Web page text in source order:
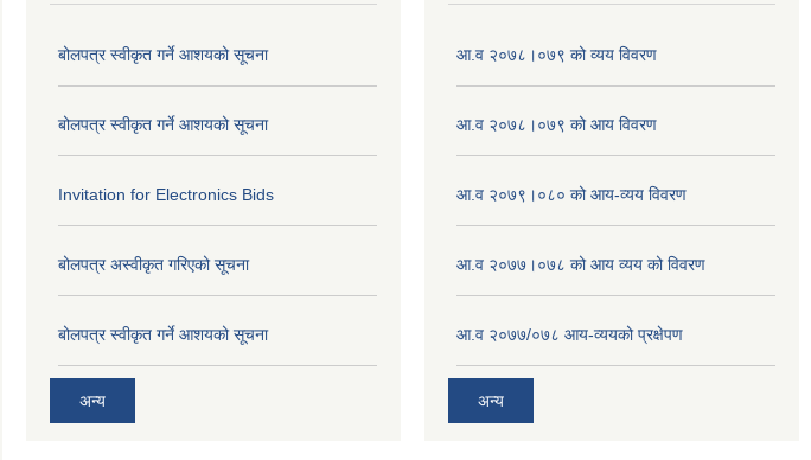
बोलपत्र स्वीकृत गर्ने आशयको सूचना
बोलपत्र स्वीकृत गर्ने आशयको सूचना
Invitation for Electronics Bids
बोलपत्र अस्वीकृत गरिएको सूचना
बोलपत्र स्वीकृत गर्ने आशयको सूचना
अन्य
आ.व २०७८।०७९ को व्यय विवरण
आ.व २०७८।०७९ को आय विवरण
आ.व २०७९।०८० को आय-व्यय विवरण
आ.व २०७७।०७८ को आय व्यय को विवरण
आ.व २०७७/०७८ आय-व्ययको प्रक्षेपण
अन्य